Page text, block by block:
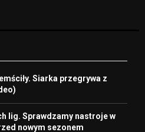
Siarka przegrywa z
lig. Sprawdzamy nastroje w
nowym sezonem